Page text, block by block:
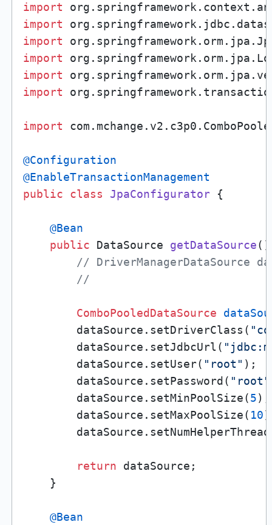
import
import
import
import
import
import
import
@Configuration
@EnableTransactionManagement
public
class JpaConfigurator {
@Bean
public DataSource getDataSource()
// DriverManagerDataSource
//
ComboPooledDataSource
        dataSource.setDriverClass(
        dataSource.setJdbcUrl(
        dataSource.setUser(
"root" );
        dataSource.setPassword(
"root"
        dataSource.setMinPoolSize(
5);
        dataSource.setMaxPoolSize(
10
return dataSource;
    }
@Bean